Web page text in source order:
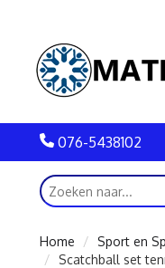
076-5438102
Home
Sport en
Scatchball set